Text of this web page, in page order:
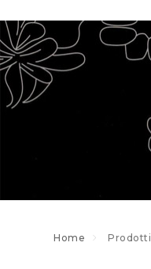
Home Prodotti